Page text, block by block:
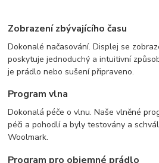
Zobrazení zbývajícího času
Dokonalé načasování. Displej se
poskytuje jednoduchý a intuitivní
je prádlo nebo sušení připraveno.
Program vlna
Dokonalá péče o vlnu. Naše vlněné
péči a pohodlí a byly testovány a
Woolmark.
Program pro objemné prádlo